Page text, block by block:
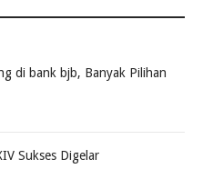
di bank bjb, Banyak Pilihan
Sukses Digelar